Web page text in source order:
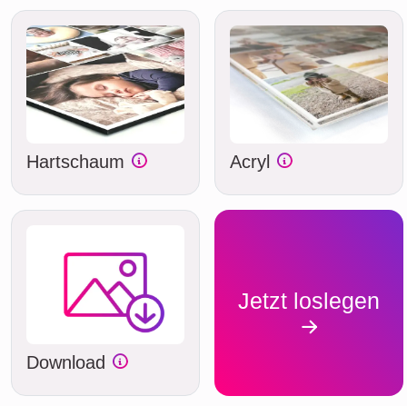
Hartschaum Acryl
Download
Jetzt loslegen